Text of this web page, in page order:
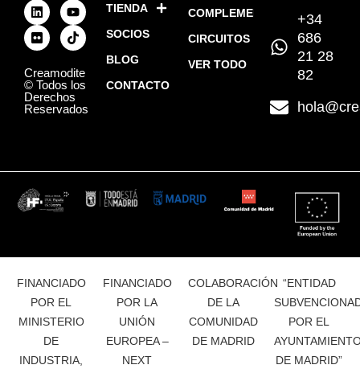
Creamodite
© Todos los
Derechos
Reservados
TIENDA
SOCIOS
BLOG
CONTACTO
COMPLEMENTOS
CIRCUITOS
VER TODO
+34
686
21 28
82
FINANCIADO
POR EL
MINISTERIO
DE
INDUSTRIA,
FINANCIADO
POR LA
UNIÓN
EUROPEA –
NEXT
COLABORACIÓN
DE LA
COMUNIDAD
DE MADRID
“ENTIDAD
POR EL
DE MADRID”